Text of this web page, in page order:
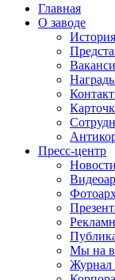
Главная
О заводе
История
Пресс-центр
Новости
Мы на
Журнал